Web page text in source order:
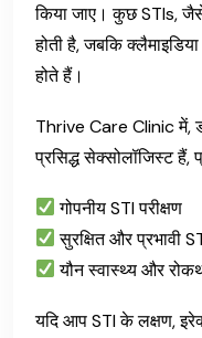
किया जाए। कुछ STIs,
होती है, जबकि
होते हैं।
Thrive Care Clinic में,
प्रसिद्ध सेक्सोलॉजिस्ट हैं,
गोपनीय STI परीक्षण
सुरक्षित और प्रभावी
यौन स्वास्थ्य और
यदि आप STI के लक्षण,